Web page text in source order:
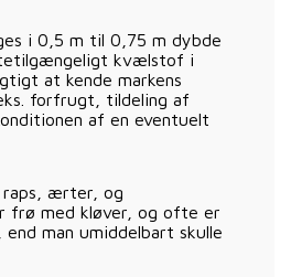
i 0,5 m til 0,75 m dybde
kvælstof i
at kende markens
forfrugt, tildeling af
af en eventuelt
ærter, og
frø med kløver, og ofte er
man umiddelbart skulle